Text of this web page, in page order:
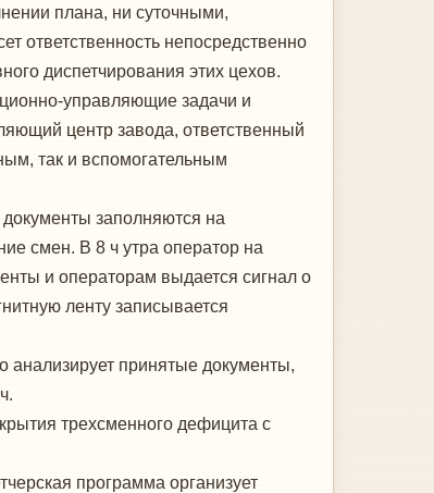
плана, ни су­точными,
ответствен­ность непосредственно
диспетчирования этих цехов.
управляющие задачи и
центр за­вода, ответственный
так и вспомогательным
заполняются на
смен. В 8 ч утра опе­ратор на
и операто­рам выдается сигнал о
ленту записывается
анализирует приня­тые документы,
трехсменного дефицита с
програм­ма организует